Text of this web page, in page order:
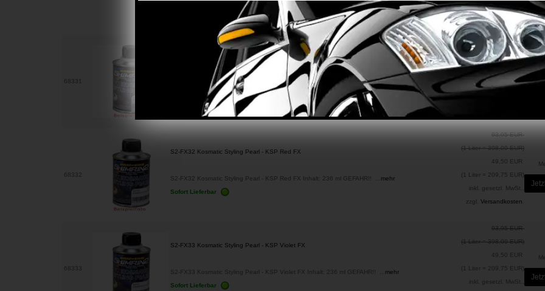
zzgl.Versandkosten.
68331
S2-FX31 Kosmatic Styling Pearl - KSP Strikngold FX
S2-FX31 Kosmatic Styling Pearl - KSP Strikngold FX Inhalt: 236 ml GEFAHR!! ...mehr
Sofort Lieferbar
93,95 EUR
(1 Liter = 398,09 EUR)
49,90 EUR
(1 Liter = 211,44 EUR)
68332
S2-FX32 Kosmatic Styling Pearl - KSP Red FX
S2-FX32 Kosmatic Styling Pearl - KSP Red FX Inhalt: 236 ml GEFAHR!! ... mehr
Sofort Lieferbar
93,95 EUR
(1 Liter = 398,09 EUR)
49,50 EUR
(1 Liter = 209,75 EUR)
inkl. gesetzl. MwSt.,
zzgl. Versandkosten
68333
S2-FX33 Kosmatic Styling Pearl - KSP Violet FX
S2-FX33 Kosmatic Styling Pearl - KSP Violet FX Inhalt: 236 ml GEFAHR!! ... mehr
Sofort Lieferbar
93,95 EUR
(1 Liter = 398,09 EUR)
49,50 EUR
(1 Liter = 209,75 EUR)
inkl. gesetzl. MwSt.,